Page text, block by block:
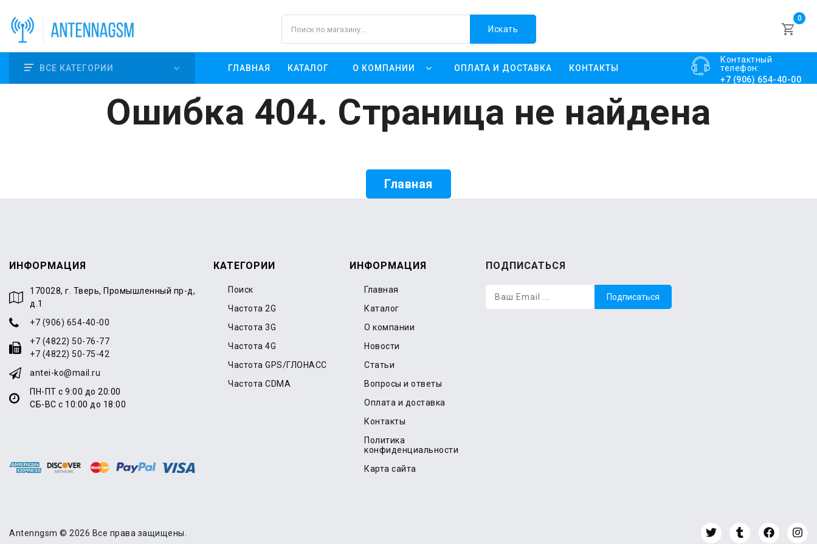
Искать
0
ВСЕ КАТЕГОРИИ ГЛАВНАЯ КАТАЛОГ О КОМПАНИИ ОПЛАТА И ДОСТАВКА КОНТАКТЫ
Контактный
телефон:
+7 (906) 654-40-00
Ошибка 404. Страница не найдена
Главная
ИНФОРМАЦИЯ
170028, г. Тверь, Промышленный пр-д,
д.1
+7 (906) 654-40-00
+7 (4822) 50-76-77
+7 (4822) 50-75-42
antei-ko@mail.ru
ПН-ПТ с 9:00 до 20:00
СБ-ВС с 10:00 до 18:00
КАТЕГОРИИ
Поиск
Частота 2G
Частота 3G
Частота 4G
Частота GPS/ГЛОНАСС
Частота CDMA
ИНФОРМАЦИЯ
Главная
Каталог
О компании
Новости
Статьи
Вопросы и ответы
Оплата и доставка
Контакты
Политика
конфиденциальности
Карта сайта
ПОДПИСАТЬСЯ
Подписаться
Antenngsm © 2026 Все права защищены.